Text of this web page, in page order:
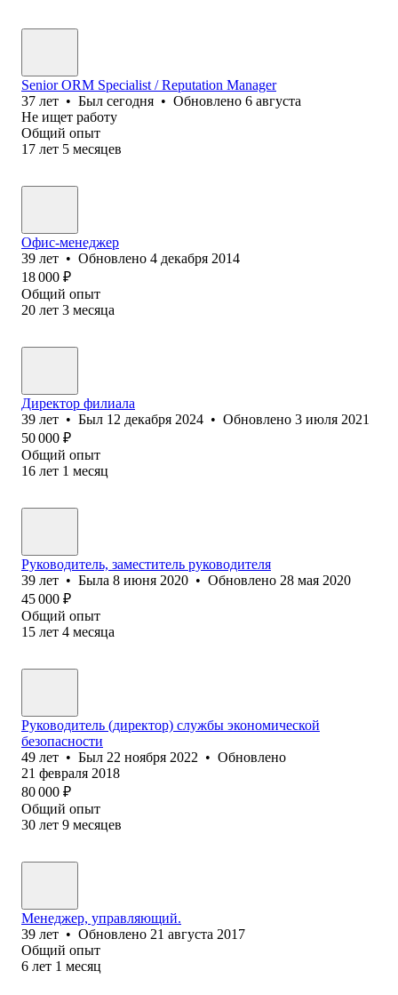
Senior ORM Specialist / Reputation Manager
37 лет • Был сегодня • Обновлено 6 августа
Не ищет работу
Общий опыт
17 лет 5 месяцев
Офис-менеджер
39 лет • Обновлено 4 декабря 2014
18 000 ₽
Общий опыт
20 лет 3 месяца
Директор филиала
39 лет • Был 12 декабря 2024 • Обновлено 3 июля 2021
50 000 ₽
Общий опыт
16 лет 1 месяц
Руководитель, заместитель руководителя
39 лет • Была 8 июня 2020 • Обновлено 28 мая 2020
45 000 ₽
Общий опыт
15 лет 4 месяца
Руководитель (директор) службы экономической
безопасности
49 лет • Был 22 ноября 2022 • Обновлено
21 февраля 2018
80 000 ₽
Общий опыт
30 лет 9 месяцев
Менеджер, управляющий.
39 лет • Обновлено 21 августа 2017
Общий опыт
6 лет 1 месяц